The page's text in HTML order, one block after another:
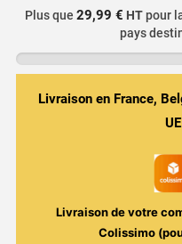
50ml
Plus que 29,99 € HTpour
pays
Livraison en France,
UE
Livraison de votre
Colissimo